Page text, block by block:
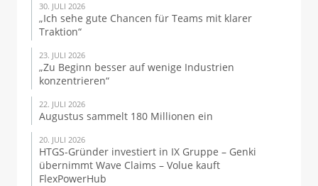
30. JULI 2026
„Ich sehe gute Chancen für Teams mit klarer
Traktion“
23. JULI 2026
„Zu Beginn besser auf wenige Industrien
konzentrieren“
22. JULI 2026
Augustus sammelt 180 Millionen ein
20. JULI 2026
HTGS-Gründer investiert in IX Gruppe – Genki
übernimmt Wave Claims – Volue kauft
FlexPowerHub